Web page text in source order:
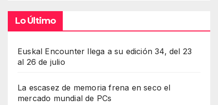
Lo Último
Euskal Encounter llega a su edición 34, del 23
al 26 de julio
La escasez de memoria frena en seco el
mercado mundial de PCs